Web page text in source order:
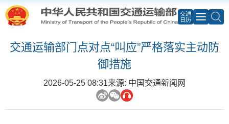
交通
日历
交通运输部门点对点“叫应”严格落实主动防
御措施
2026-05-25 08:31来源: 中国交通新闻网